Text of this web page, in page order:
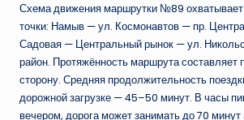
Схема движения маршрутки №89
точки: Намыв — ул. Космонавтов — пр.
Садовая — Центральный рынок — ул.
район. Протяжённость маршрута составляет
сторону. Средняя продолжительность
дорожной загрузке — 45–50 минут. В часы
вечером, дорога может занимать до 70 минут